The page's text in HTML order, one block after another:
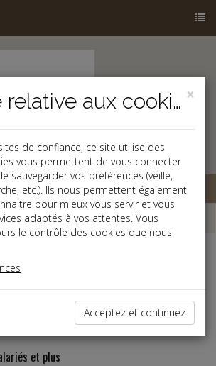
et plus
×
Politique relative aux cookies
de confiance, ce site utilise des
vous permettent de vous connecter
sauvegarder vos préférences (veille,
etc.). Ils nous permettent également
pour mieux vous servir et vous
adaptés à vos attentes. Vous
le contrôle des cookies que nous
Acceptez et continuez